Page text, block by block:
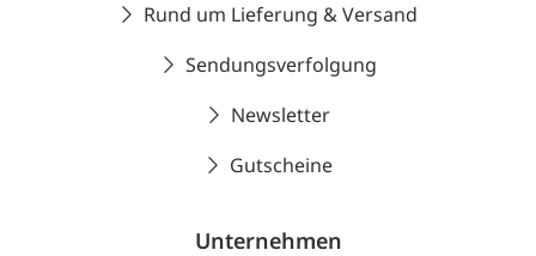
Rund um Lieferung & Versand
Sendungsverfolgung
Newsletter
Gutscheine
Unternehmen